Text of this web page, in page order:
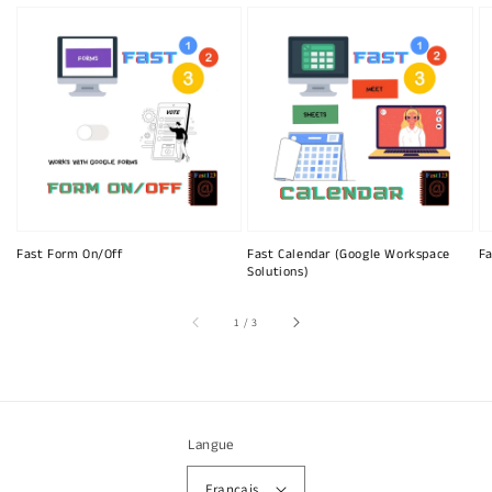
Fast Form On/Off
Fast Calendar (Google Workspace
Solutions)
1 /sur
3
Langue